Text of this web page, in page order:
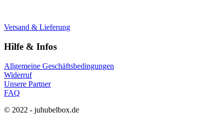
Versand & Lieferung
Hilfe & Infos
Allgemeine Geschäftsbedingungen
Widerruf
Unsere Partner
FAQ
© 2022 - juhubelbox.de